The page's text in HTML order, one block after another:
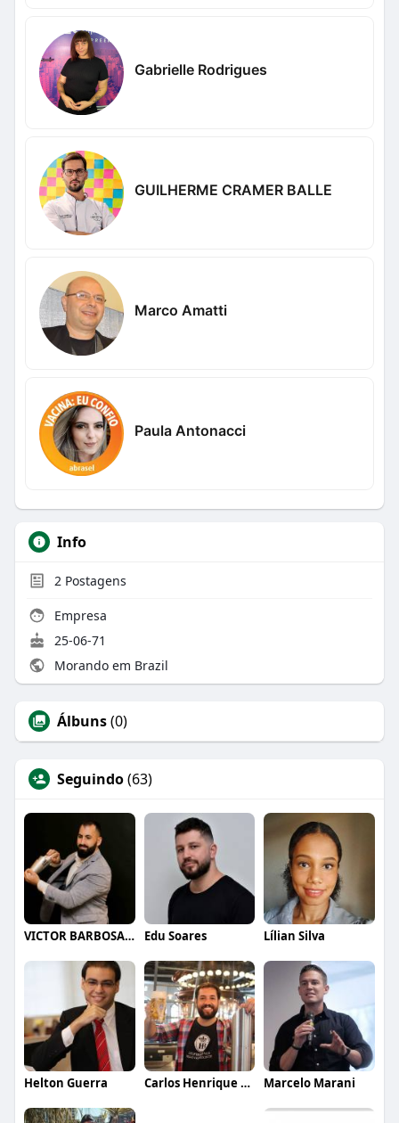
Gabrielle Rodrigues
GUILHERME CRAMER BALLE
Marco Amatti
Paula Antonacci
Info
2 Postagens
Empresa
25-06-71
Morando em Brazil
Álbuns(0)
Seguindo(63)
VICTOR BARBOSA QUARANTA Edu Soares Lílian Silva
Helton Guerra Carlos Henrique de Faria Vasconcelos Marcelo Marani